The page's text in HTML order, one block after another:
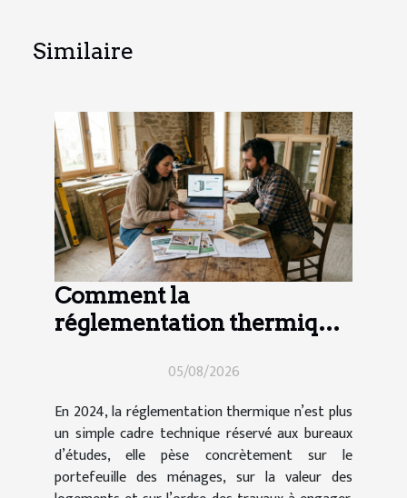
Similaire
Comment la
réglementation thermique
travaux en 2024
05/08/2026
En 2024, la réglementation thermique n’est plus
un simple cadre technique réservé aux bureaux
d’études, elle pèse concrètement sur le
portefeuille des ménages, sur la valeur des